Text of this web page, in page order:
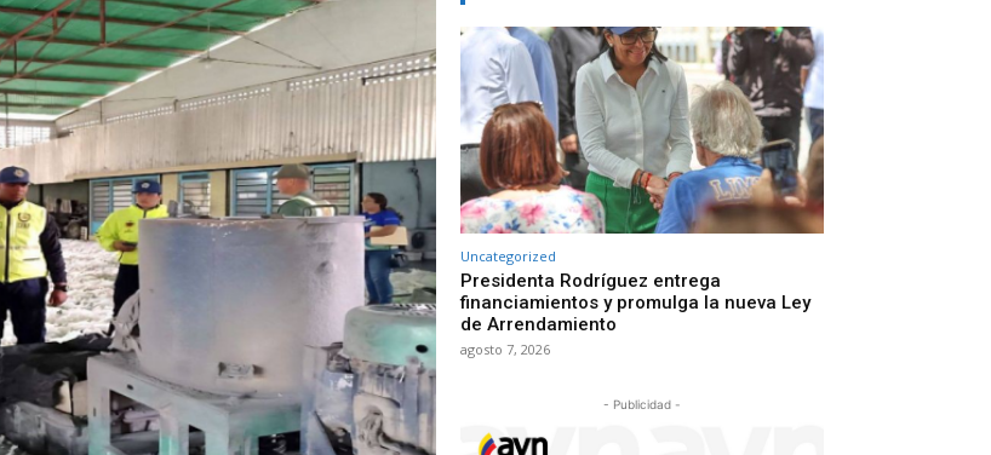
Uncategorized
Presidenta Rodríguez entrega
financiamientos y promulga la nueva Ley
de Arrendamiento
agosto 7, 2026
- Publicidad -